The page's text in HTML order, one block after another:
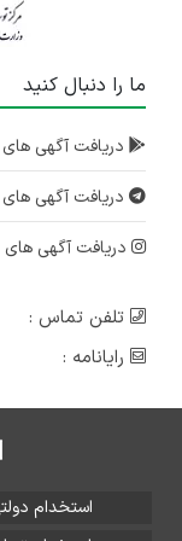
ما را دنبال کنید
دریافت آگهی
دریافت آگهی های
دریافت آگهی های
تلفن تماس :
رایانامه :
استخدام